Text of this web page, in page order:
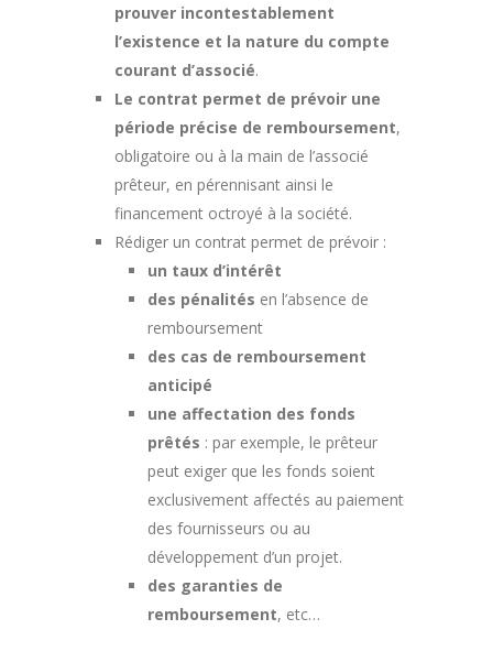
prouver incontestablement
l’existence et la nature du compte
courant d’associé.
Le contrat permet de prévoir une
période précise de remboursement,
obligatoire ou à la main de l’associé
prêteur, en pérennisant ainsi le
financement octroyé à la société.
Rédiger un contrat permet de prévoir :
un taux d’intérêt
des pénalités en l’absence de
remboursement
des cas de remboursement
anticipé
une affectation des fonds
prêtés : par exemple, le prêteur
peut exiger que les fonds soient
exclusivement affectés au paiement
des fournisseurs ou au
développement d’un projet.
des garanties de
remboursement, etc…